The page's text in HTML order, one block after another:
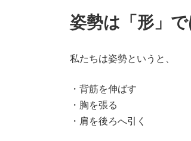
姿勢は「形」で
私たちは姿勢というと、
・背筋を伸ばす
・胸を張る
・肩を後ろへ引く